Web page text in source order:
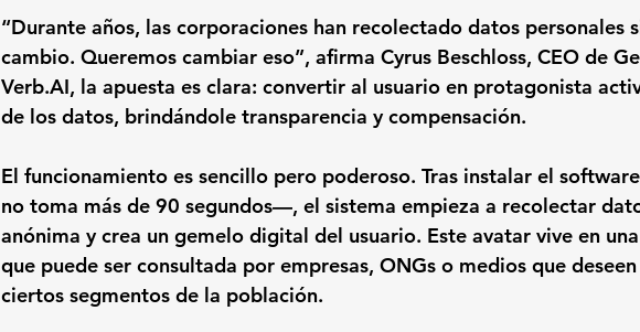
“Durante años, las corporaciones han recolectado datos personales
cambio. Queremos cambiar eso”, afirma Cyrus Beschloss, CEO de
Verb.AI, la apuesta es clara: convertir al usuario en protagonista
de los datos, brindándole transparencia y compensación.
El funcionamiento es sencillo pero poderoso. Tras instalar el
no toma más de 90 segundos—, el sistema empieza a recolectar
anónima y crea un gemelo digital del usuario. Este avatar vive en
que puede ser consultada por empresas, ONGs o medios que
ciertos segmentos de la población.